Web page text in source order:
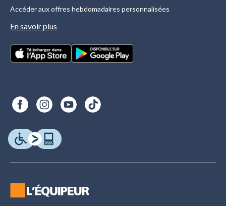
Accéder aux offres hebdomadaires personnalisées
En savoir plus